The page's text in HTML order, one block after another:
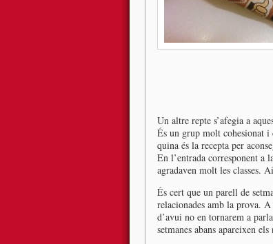
Un altre repte s’afegia a
És un grup molt cohesionat i
quina és la recepta per
En l’entrada corresponent a
agradaven molt les classes.
És cert que un parell de
relacionades amb la prova.
d’avui no en tornarem a
setmanes abans apareixen